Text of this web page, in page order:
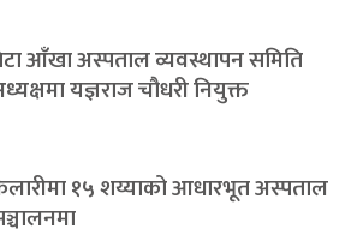
आँखा अस्पताल व्यवस्थापन समिति
यज्ञराज चौधरी नियुक्त
१५ शय्याको आधारभूत अस्पताल